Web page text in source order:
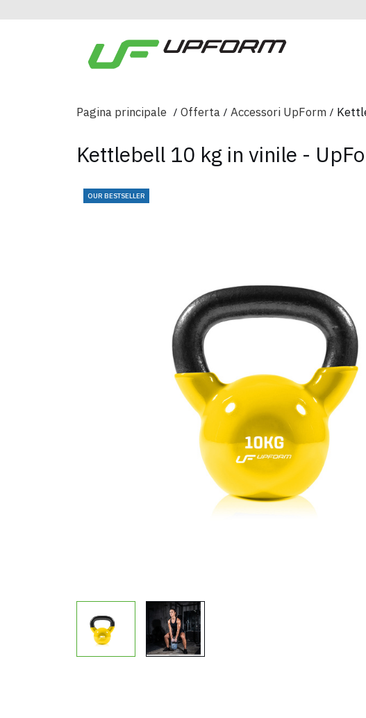
Pagina principale Offerta Accessori UpForm
Kettlebell 10 kg in vinile -
OUR BESTSELLER